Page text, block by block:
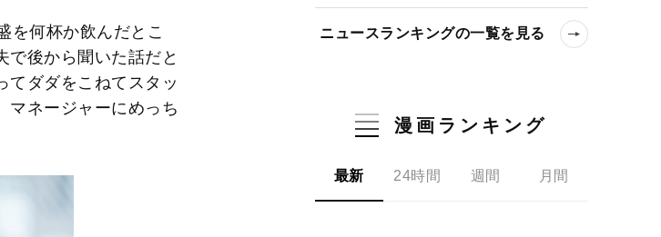
を何杯か飲んだとこ
後から聞いた話だと
てダダをこねてスタッ
ネージャーにめっち
ニュースランキングの一覧を見る
漫画ランキング
最新 24時間 週間 月間